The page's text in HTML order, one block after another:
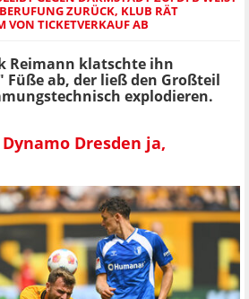
ZURÜCK, KLUB RÄT
VON TICKETVERKAUF AB
Reimann klatschte ihn
ab, der ließ den Großteil
explodieren.
Dresden ja,